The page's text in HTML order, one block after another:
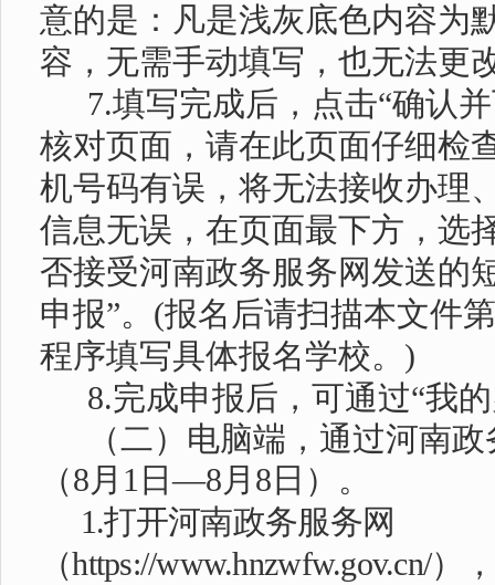
意的是：凡是浅灰底色内容为
容，无需手动填写，也无法更
7.填写完成后，点击“确认
核对页面，请在此页面仔细检
机号码有误，将无法接收办理
信息无误，在页面最下方，选
否接受河南政务服务网发送的
申报”。(报名后请扫描本文件
程序填写具体报名学校。)
8.完成申报后，可通过“我
（二） 电脑端，通过河南
（8月1日—8月8日）。
1.打开河南政务服务网
（https://www.hnzwfw.gov.cn/），